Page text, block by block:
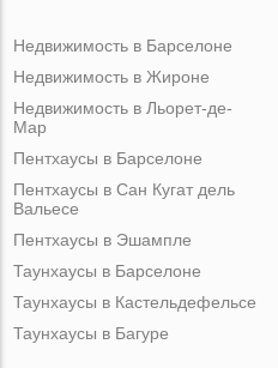
Недвижимость в Барселоне
Недвижимость в Жироне
Недвижимость в Льорет-де-
Мар
Пентхаусы в Барселоне
Пентхаусы в Сан Кугат дель
Вальесе
Пентхаусы в Эшампле
Таунхаусы в Барселоне
Таунхаусы в Кастельдефельсе
Таунхаусы в Багуре